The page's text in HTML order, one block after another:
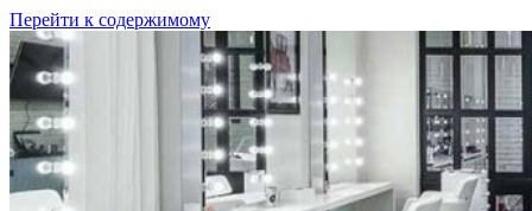
Перейти к содержимому